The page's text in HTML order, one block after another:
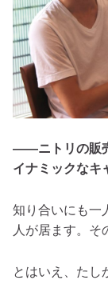
――ニトリの販
イナミックなキ
知り合いにも一
人が居ます。そ
とはいえ、たし